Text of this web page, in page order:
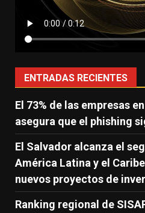
ENTRADAS RECIENTES
El 73% de las empresas
asegura que el phishing
El Salvador alcanza el
América Latina y el
nuevos proyectos de
Ranking regional de